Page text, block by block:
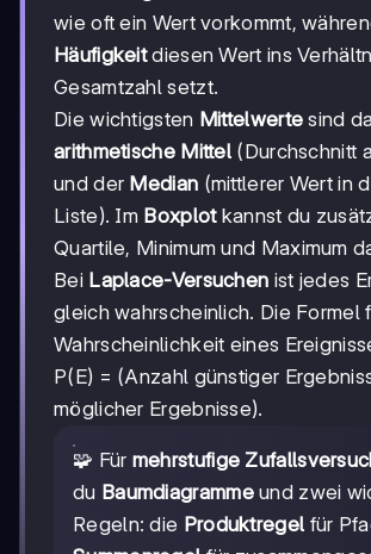
wie oft ein Wert vorkommt,
Häufigkeitdiesen Wert ins
Gesamtzahl setzt.
Die wichtigsten Mittelwerte sind
arithmetische Mittel (Durchschnitt
und der Median (mittlerer Wert in
Liste). Im Boxplotkannst du
Quartile, Minimum und Maximum
Bei Laplace-Versuchen ist jedes
gleich wahrscheinlich. Die Formel
Wahrscheinlichkeit eines
P(E) = (Anzahl günstiger
möglicher Ergebnisse).
🧩 Für mehrstufige
du Baumdiagrammeund zwei
Regeln: die Produktregel für